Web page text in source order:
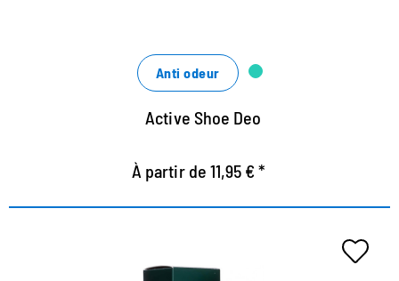
Anti odeur
Active Shoe Deo
À partir de 11,95 € *